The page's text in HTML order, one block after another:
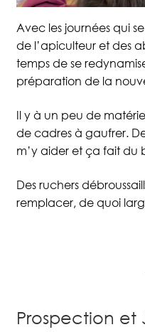
Avec les journées qui
de l’apiculteur et des
temps de se
préparation de la
Il y à un peu de
de cadres à gaufrer.
m’y aider et ça fait du
Des ruchers
remplacer, de quoi
Prospection et